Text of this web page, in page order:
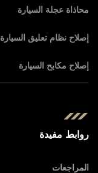
محاذاة عجلة السيارة
إصلاح نظام تعليق السيارة
إصلاح مكابح السيارة
روابط مفيدة
المراجعات